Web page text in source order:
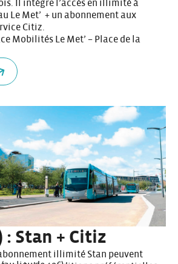
Il intègre l’accès en illimité à
Le Met’ + un abonnement aux
Citiz.
Mobilités Le Met’ – Place de la
: Stan + Citiz
illimité Stan peuvent